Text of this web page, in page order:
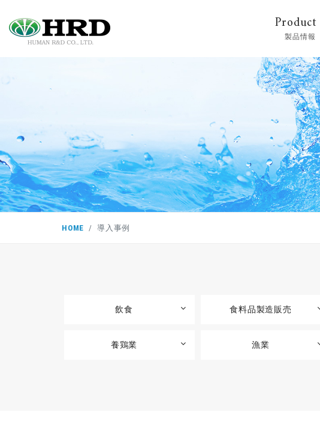
Product
製品情報
HOME 導入事例
飲食 食料品製造販売
養鶏業 漁業